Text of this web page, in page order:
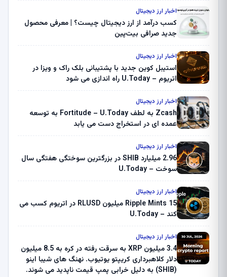
اخبار ارز دیجیتال
کسب درآمد از ارز دیجیتال چیست؟ | معرفی محصول
جدید صرافی بیت‌پین
اخبار ارز دیجیتال
استیبل کوین جدید با پشتیبانی بلک راک و ویزا در
اتریوم – U.Today راه اندازی می شود
اخبار ارز دیجیتال
Zcash به لطف Fortitude – U.Today به توسعه
عمده ای در استخراج دست می یابد
اخبار ارز دیجیتال
2.96 میلیارد SHIB در بزرگترین سوختگی هفتگی سال
سوخت – U.Today
اخبار ارز دیجیتال
Ripple Mints 15 میلیون RLUSD در اتریوم کسب می
کند – U.Today
اخبار ارز دیجیتال
3.4 میلیون XRP به سرقت رفته در کره به 8.5 میلیون
دلار کلاهبرداری کریپتو یوتیوب. نهنگ های شیبا اینو
(SHIB) به دلیل خرابی پمپ قیمت ناپدید می شوند.